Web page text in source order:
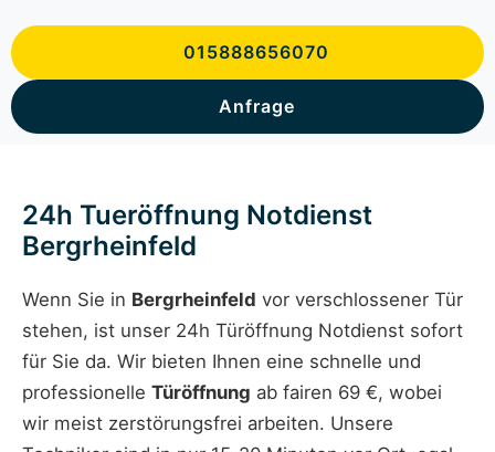
015888656070
Anfrage
24h Tueröffnung Notdienst
Bergrheinfeld
Wenn Sie in Bergrheinfeld vor verschlossener Tür
stehen, ist unser 24h Türöffnung Notdienst sofort
für Sie da. Wir bieten Ihnen eine schnelle und
professionelle Türöffnung ab fairen 69 €, wobei
wir meist zerstörungsfrei arbeiten. Unsere